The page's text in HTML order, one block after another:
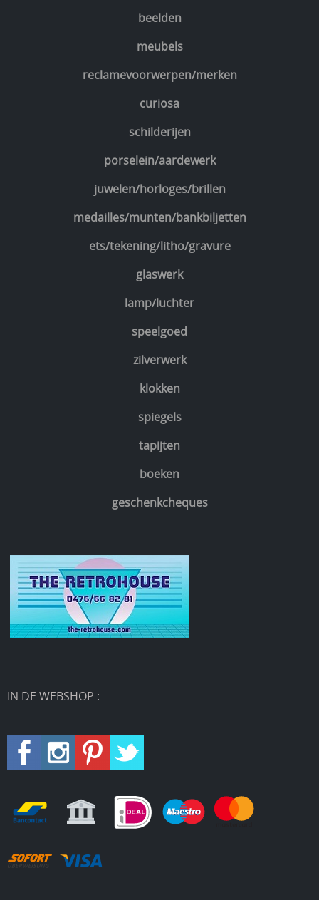
beelden
meubels
reclamevoorwerpen/merken
curiosa
schilderijen
porselein/aardewerk
juwelen/horloges/brillen
medailles/munten/bankbiljetten
ets/tekening/litho/gravure
glaswerk
lamp/luchter
speelgoed
zilverwerk
klokken
spiegels
tapijten
boeken
geschenkcheques
IN DE WEBSHOP :